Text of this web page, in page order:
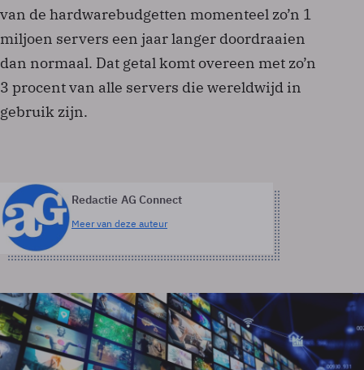
van de hardwarebudgetten momenteel zo’n 1
miljoen servers een jaar langer doordraaien
dan normaal. Dat getal komt overeen met zo’n
3 procent van alle servers die wereldwijd in
gebruik zijn.
Redactie AG Connect
Meer van deze auteur